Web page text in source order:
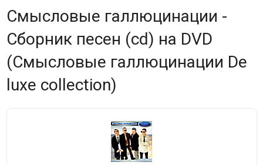
Смысловые галлюцинации -
Сборник песен (cd) на DVD
(Смысловые галлюцинации De
luxe collection)